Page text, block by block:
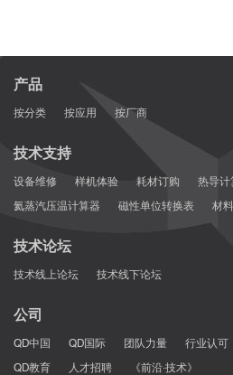
[4]
■ Nature
结中自旋转移力矩驱动的高
产品
按分类 按应用 按厂商
技术支持
设备维修 样机体验 耗材订购 热导计
氦蒸汽压温计算器
磁性单位转换表 材
技术论坛
技术线上论坛 技术线下论坛
公司
QD中国 QD国际 团队力量 行业认可
QD教育
人才招聘 《前沿·技术》